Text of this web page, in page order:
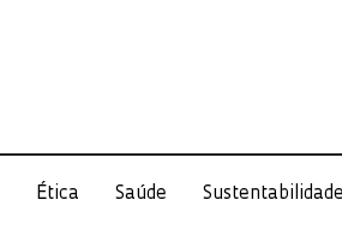
Ética Saúde Sustentabilidade